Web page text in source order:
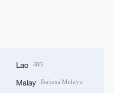
Lao ລາວ
Malay Bahasa Melayu